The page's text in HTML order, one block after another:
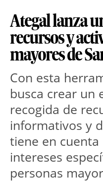
Ategal lanza
recursos y
mayores de
Con esta
busca crear un
recogida de
informativos y
tiene en cuenta
intereses
personas